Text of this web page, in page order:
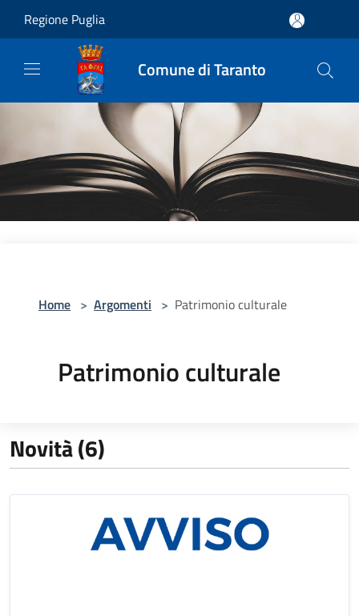
Regione Puglia
Comune di Taranto
Home > Argomenti > Patrimonio culturale
Patrimonio culturale
Novità (6)